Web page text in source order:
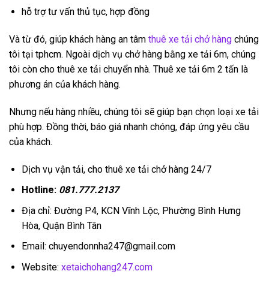
hỗ trợ tư vấn thủ tục, hợp đồng
Và từ đó, giúp khách hàng an tâm thuê xe tải chở hàng chúng
tôi tại tphcm. Ngoài dịch vụ chở hàng bằng xe tải 6m, chúng
tôi còn cho thuê xe tải chuyển nhà. Thuê xe tải 6m 2 tấn là
phương án của khách hàng.
Nhưng nếu hàng nhiều, chúng tôi sẽ giúp bạn chọn loại xe tải
phù hợp. Đồng thời, báo giá nhanh chóng, đáp ứng yêu cầu
của khách.
Dịch vụ vận tải, cho thuê xe tải chở hàng 24/7
Hotline: 081.777.2137
Địa chỉ: Đường P4, KCN Vĩnh Lộc, Phường Bình Hưng
Hòa, Quận Bình Tân
Email: chuyendonnha247@gmail.com
Website: xetaichohang247.com